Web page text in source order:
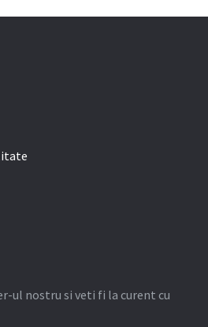
ul nostru si veti fi la curent cu